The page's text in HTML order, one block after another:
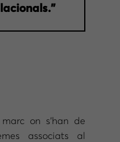
on s’han de
associats al